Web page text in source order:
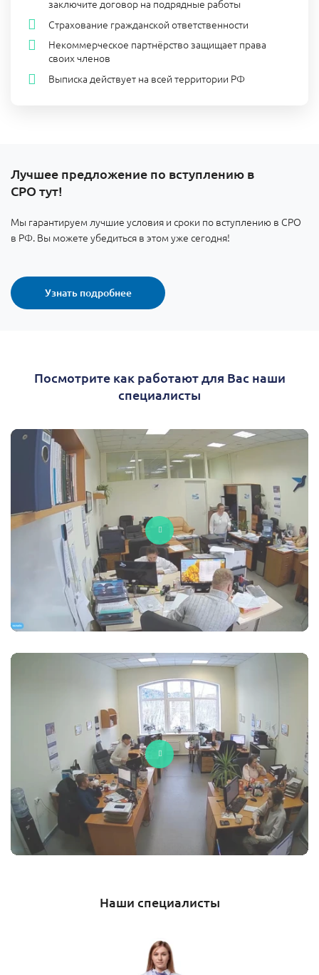
заключите договор на подрядные работы
Страхование гражданской ответственности
Некоммерческое партнёрство защищает права
своих членов
Выписка действует на всей территории РФ
Лучшее предложение по вступлению в
СРО тут!
Мы гарантируем лучшие условия и сроки по вступлению в СРО
в РФ. Вы можете убедиться в этом уже сегодня!
Узнать подробнее
Посмотрите как работают для Вас наши
специалисты
Наши специалисты